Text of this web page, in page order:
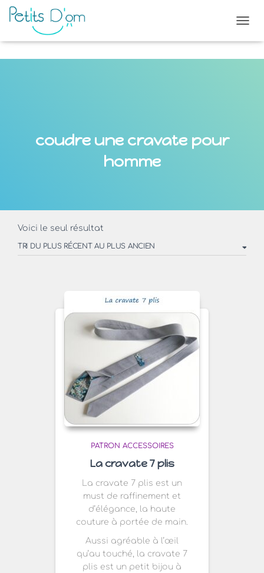
coudre une cravate pour
homme
Voici le seul résultat
PATRON ACCESSOIRES
La cravate 7 plis
La cravate 7 plis est un
must de raffinement et
d’élégance, la haute
couture à portée de main.
Aussi agréable à l’œil
qu’au touché, la cravate 7
plis est un petit bijou à